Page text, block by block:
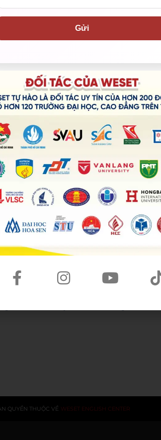
9.0 Reading & Listening
giấc mơ vươn ra biển lớn tiếp theo của Khôi.
tư duy học tập đúng đắn.
mình chưa? Hãy để WESET đồng hành cùng
QUYỀN THUỘC VỀ WESET ENGLISH CENTER
Gửi